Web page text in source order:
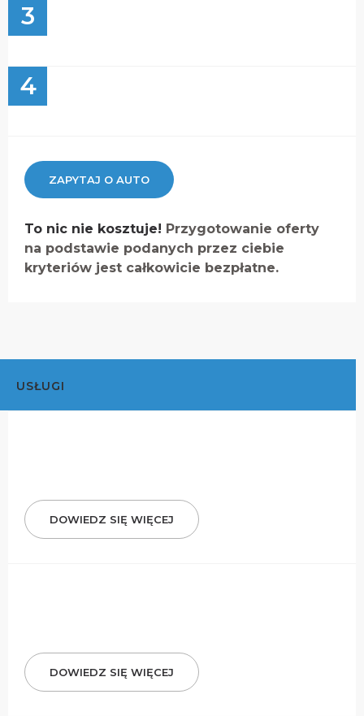
3
4
ZAPYTAJ O AUTO
To nic nie kosztuje! Przygotowanie oferty
na podstawie podanych przez ciebie
kryteriów jest całkowicie bezpłatne.
USŁUGI
DOWIEDZ SIĘ WIĘCEJ
DOWIEDZ SIĘ WIĘCEJ